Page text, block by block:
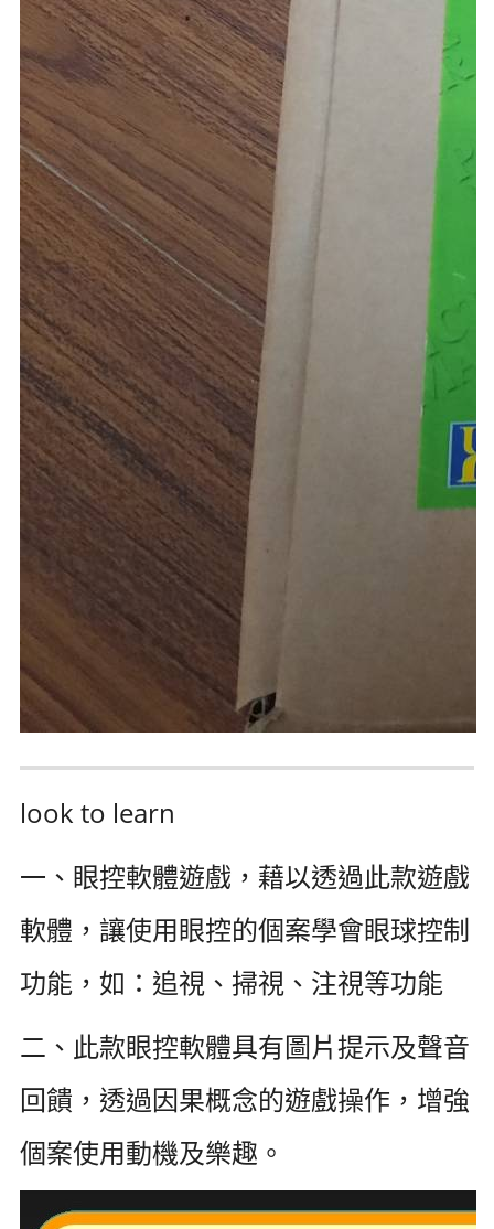
look to learn
一、眼控軟體遊戲，藉以透過此款遊戲
軟體，讓使用眼控的個案學會眼球控制
功能，如：追視、掃視、注視等功能
二、此款眼控軟體具有圖片提示及聲音
回饋，透過因果概念的遊戲操作，增強
個案使用動機及樂趣。